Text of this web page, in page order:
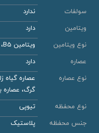
سولفات
ندارد
ویتامین
دارد
نوع ویتامین
ویتامین B5، ویتامین B7
عصاره
دارد
نوع عصاره
عصاره گیاه
گرگ، عصاره
نوع محفظه
تیوپی
جنس محفظه
پلاستیک